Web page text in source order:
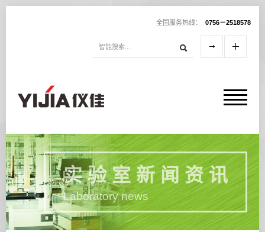
全国服务热线： 0756－2518578
实 验 室 新 闻 资 讯
Laboratory news